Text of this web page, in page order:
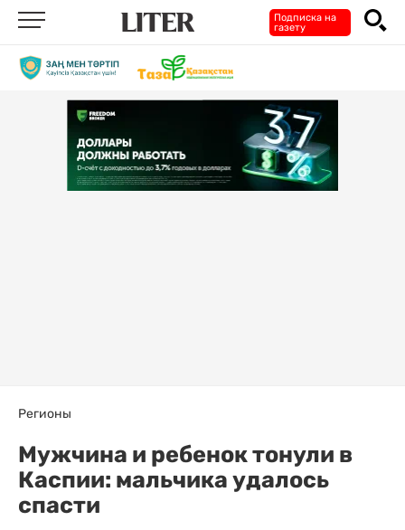
Подписка на
газету
Регионы
Мужчина и ребенок тонули в
Каспии: мальчика удалось
спасти